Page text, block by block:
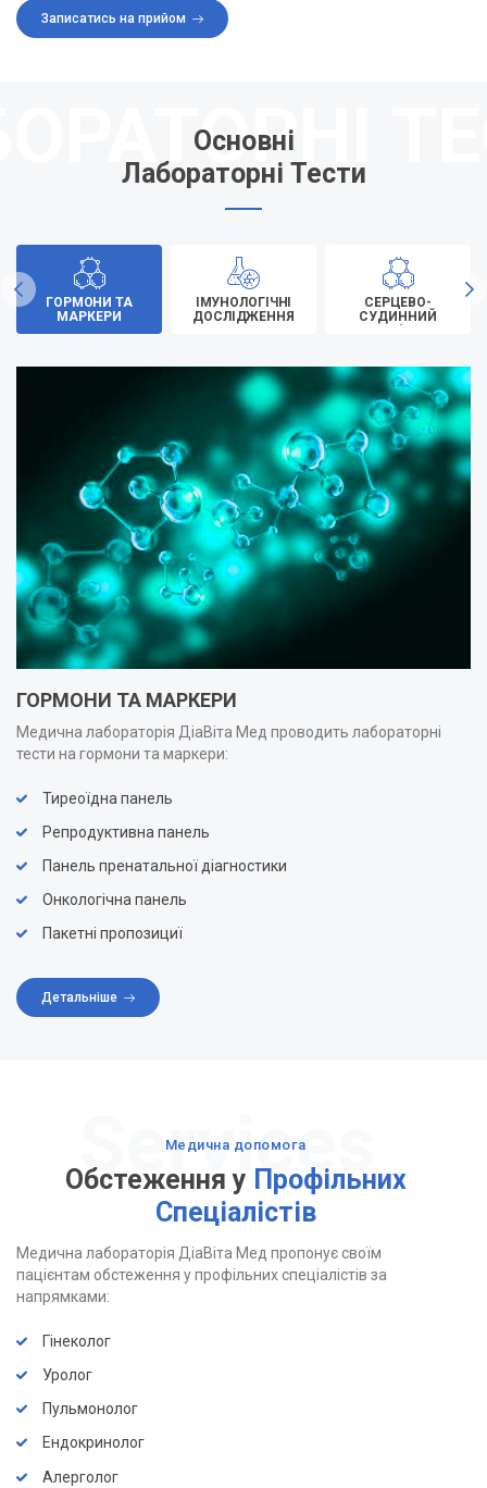
Записатись на прийом
Основні
Лабораторні Тести
ГОРМОНИ ТА
МАРКЕРИ
ІМУНОЛОГІЧНІ
ДОСЛІДЖЕННЯ
СЕРЦЕВО-
СУДИННИЙ
ГОРМОНИ ТА МАРКЕРИ
Медична лабораторія ДіаВіта Мед проводить лабораторні
тести на гормони та маркери:
Тиреоїдна панель
Репродуктивна панель
Панель пренатальної діагностики
Онкологічна панель
Пакетні пропозициї
Детальніше
Медична допомога
Обстеження у Профільних
Спеціалістів
Медична лабораторія ДіаВіта Мед пропонує своїм
пацієнтам обстеження у профільних спеціалістів за
напрямками:
Гінеколог
Уролог
Пульмонолог
Ендокринолог
Алерголог